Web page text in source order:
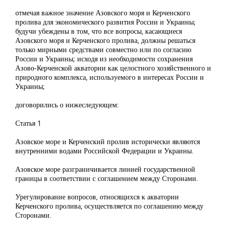
отмечая важное значение Азовского моря и Керченского
пролива для экономического развития России и Украины;
будучи убеждены в том, что все вопросы, касающиеся
Азовского моря и Керченского пролива, должны решаться
только мирными средствами совместно или по согласию
России и Украины; исходя из необходимости сохранения
Азово-Керченской акватории как целостного хозяйственного и
природного комплекса, используемого в интересах России и
Украины;
договорились о нижеследующем:
Статья 1
Азовское море и Керченский пролив исторически являются
внутренними водами Российской Федерации и Украины.
Азовское море разграничивается линией государственной
границы в соответствии с соглашением между Сторонами.
Урегулирование вопросов, относящихся к акватории
Керченского пролива, осуществляется по соглашению между
Сторонами.